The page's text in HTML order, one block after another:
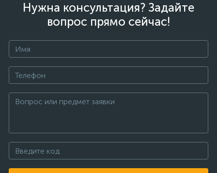
Нужна консультация? Задайте
вопрос прямо сейчас!